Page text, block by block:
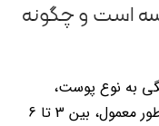
است و چگونه
به نوع پوست،
مشکلات پوستی و هدف درمان دارد. به طور معمول، بین 3 تا 6